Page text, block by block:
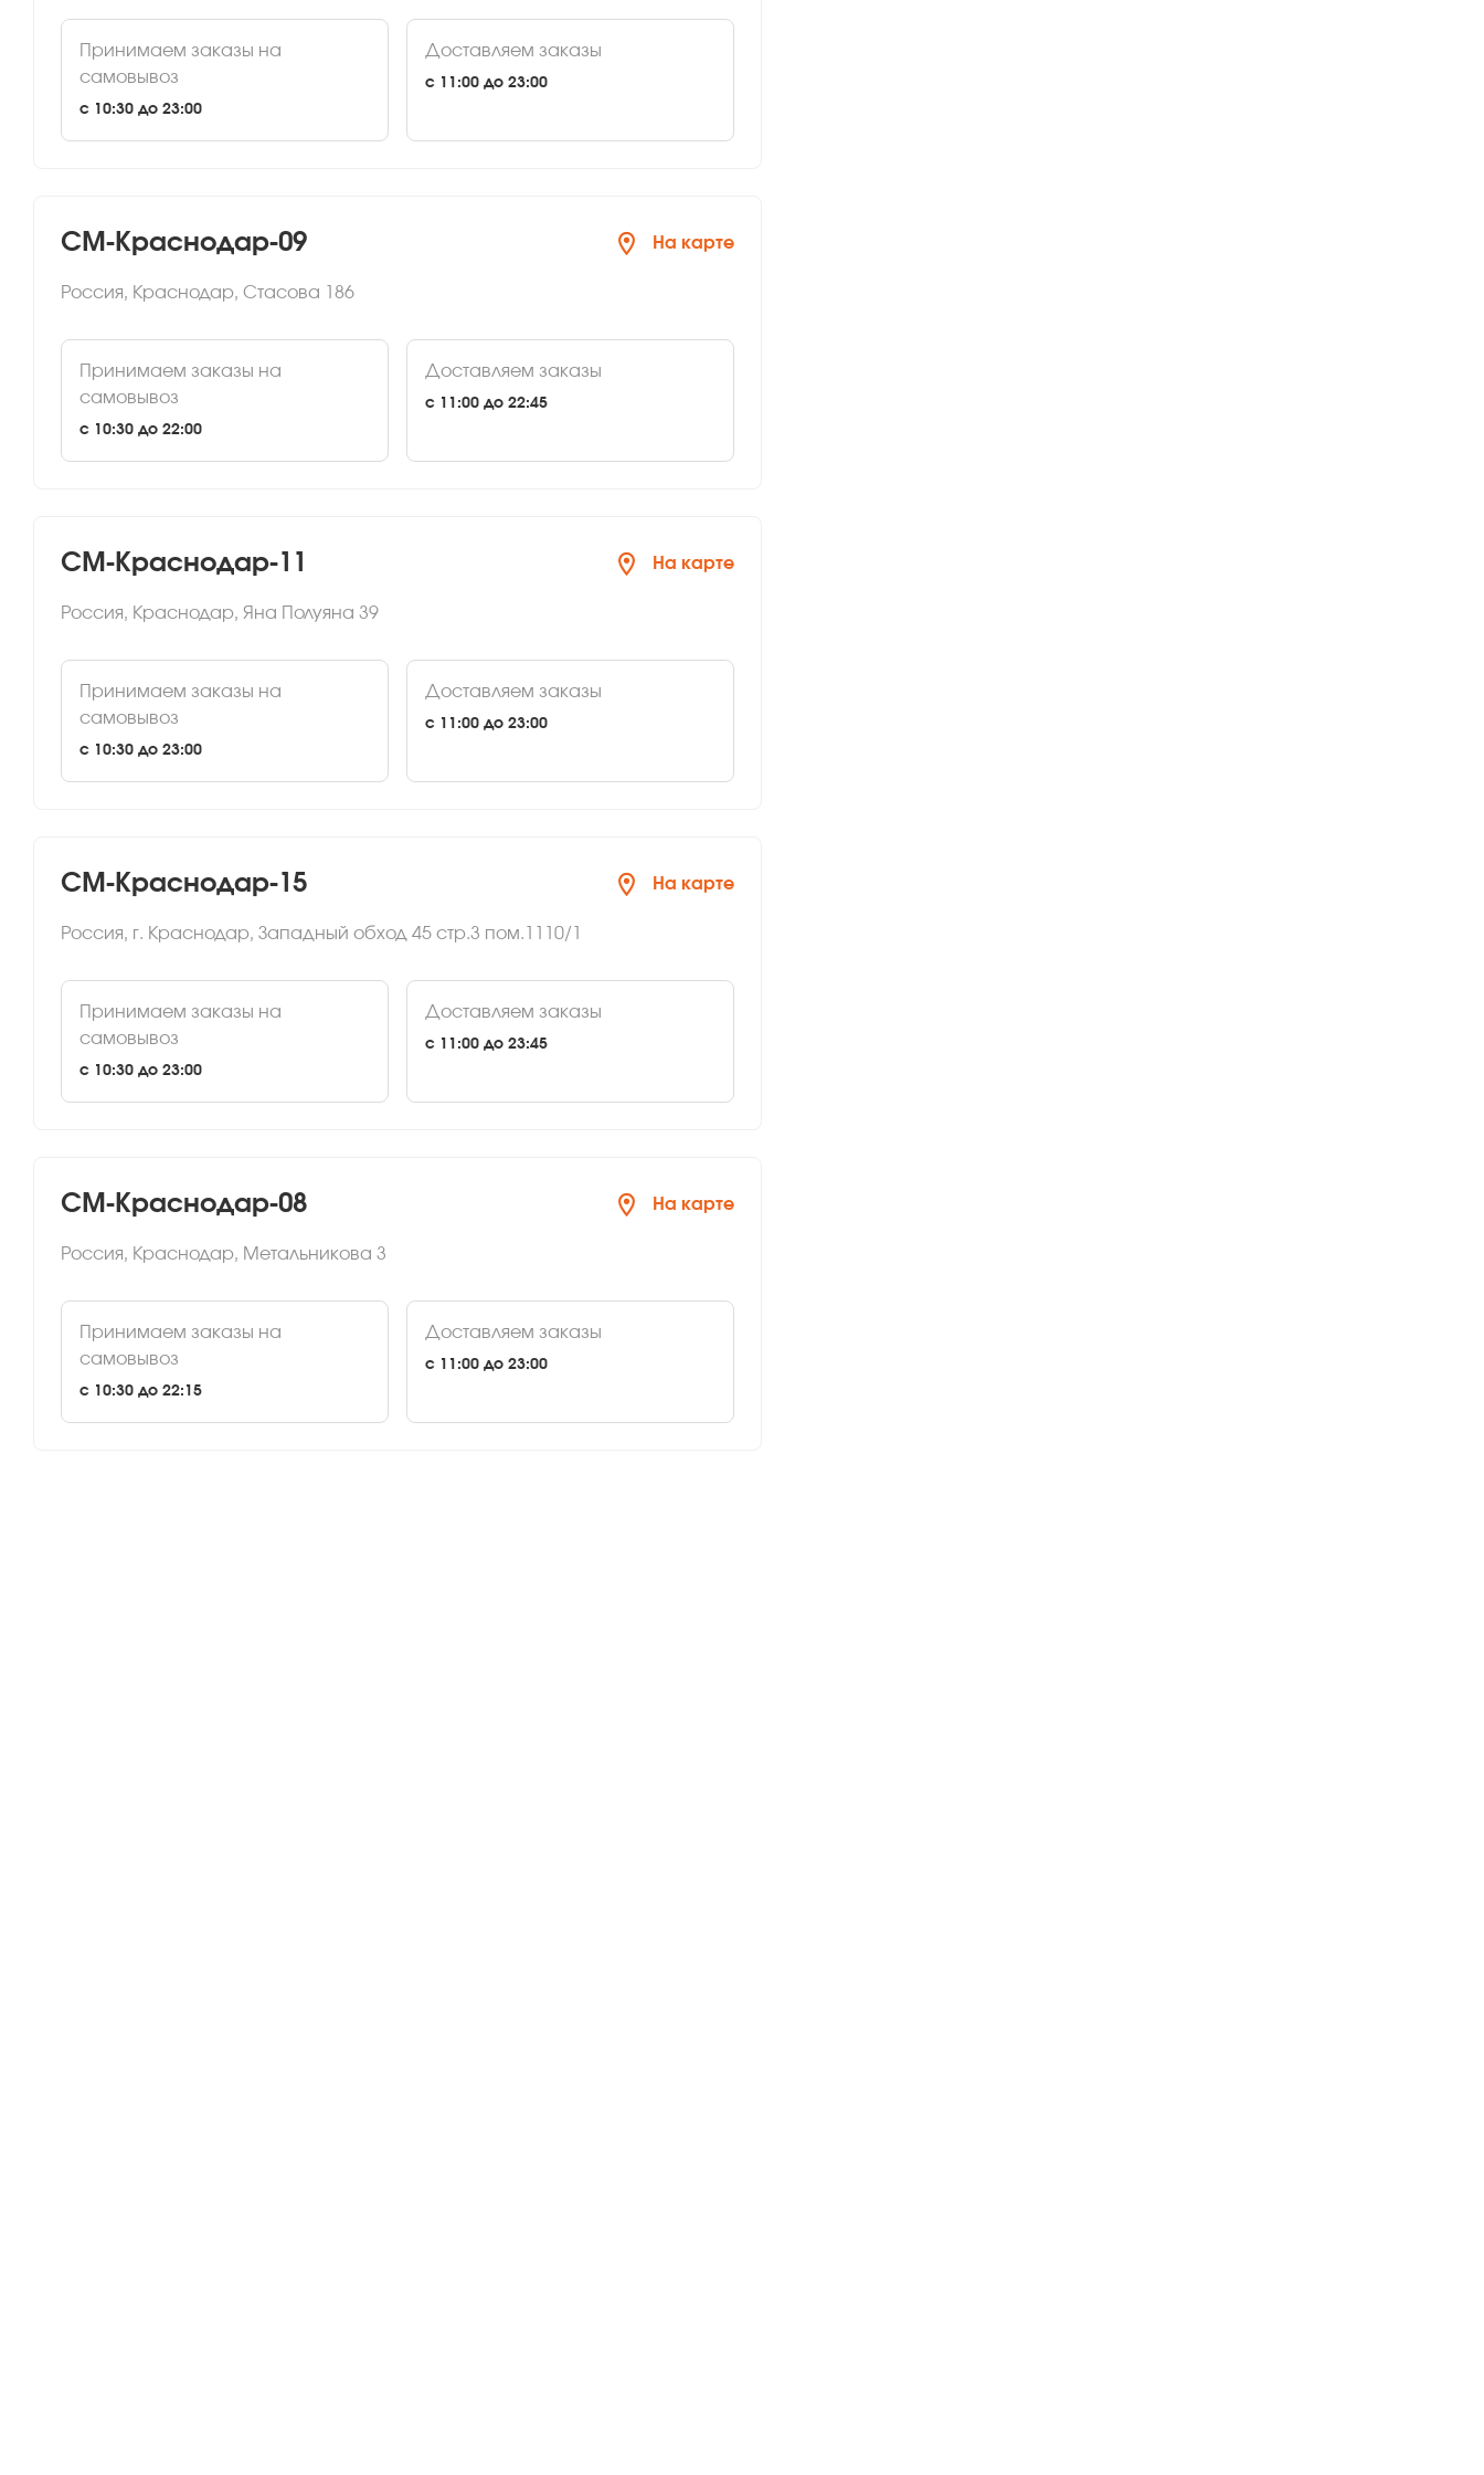
Принимаем заказы на
самовывоз
c 10:30 до 23:00
Доставляем заказы
c 11:00 до 23:00
СМ-Краснодар-09 На карте
Россия, Краснодар, Стасова 186
Принимаем заказы на
самовывоз
c 10:30 до 22:00
Доставляем заказы
c 11:00 до 22:45
СМ-Краснодар-11 На карте
Россия, Краснодар, Яна Полуяна 39
Принимаем заказы на
самовывоз
c 10:30 до 23:00
Доставляем заказы
c 11:00 до 23:00
СМ-Краснодар-15 На карте
Россия, г. Краснодар, Западный обход 45 стр.3 пом.1110/1
Принимаем заказы на
самовывоз
c 10:30 до 23:00
Доставляем заказы
c 11:00 до 23:45
СМ-Краснодар-08 На карте
Россия, Краснодар, Метальникова 3
Принимаем заказы на
самовывоз
c 10:30 до 22:15
Доставляем заказы
c 11:00 до 23:00